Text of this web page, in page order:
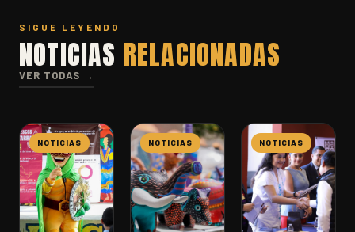
SIGUE LEYENDO
NOTICIAS RELACIONADAS
VER TODAS →
NOTICIAS NOTICIAS NOTICIAS